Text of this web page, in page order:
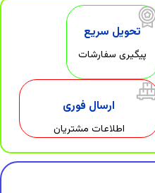
تحویل سریع
پیگیری سفارشات
ارسال فوری
اطلاعات مشتریان